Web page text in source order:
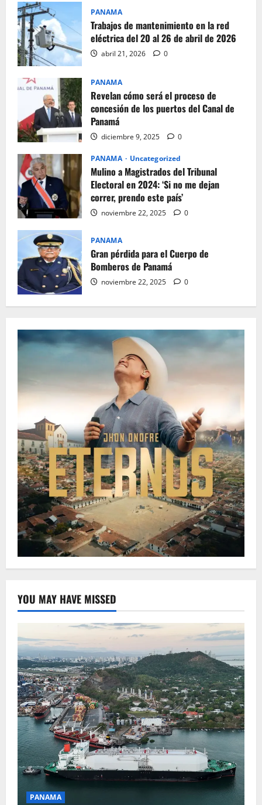
PANAMA
Trabajos de mantenimiento en la red
eléctrica del 20 al 26 de abril de 2026
abril 21, 2026 0
PANAMA
Revelan cómo será el proceso de
concesión de los puertos del Canal de
Panamá
diciembre 9, 2025 0
PANAMA Uncategorized
Mulino a Magistrados del Tribunal
Electoral en 2024: ‘Si no me dejan
correr, prendo este país’
noviembre 22, 2025 0
PANAMA
Gran pérdida para el Cuerpo de
Bomberos de Panamá
noviembre 22, 2025 0
YOU MAY HAVE MISSED
PANAMA